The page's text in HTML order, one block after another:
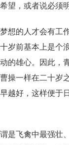
望，或者说必须
想的人才会有
岁前基本上是个
的雄心。因此
操一样在二十岁
越好，这样便
是飞禽中最强